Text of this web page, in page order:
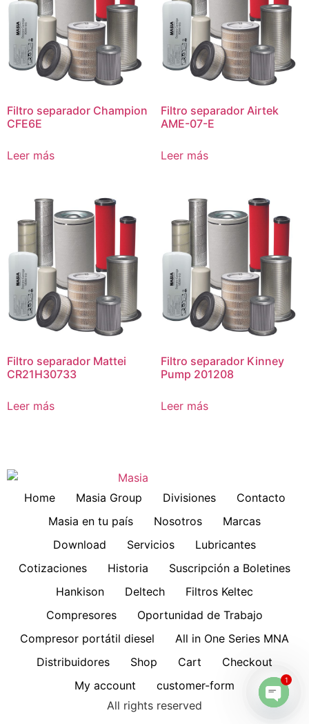
Filtro separador Champion
CFE6E
Leer más
Filtro separador Airtek
AME-07-E
Leer más
Filtro separador Mattei
CR21H30733
Leer más
Filtro separador Kinney
Pump 201208
Leer más
Home Masia Group Divisiones
Contacto
Masia en tu país
Nosotros
Marcas
Download
Servicios
Lubricantes
Cotizaciones
Historia
Suscripción a Boletines
Hankison
Deltech
Filtros Keltec
Compresores
Oportunidad de Trabajo
Compresor portátil diesel
All in One Series MNA
Distribuidores
Shop Cart
Checkout
My account
customer-form
All rights reserved
1